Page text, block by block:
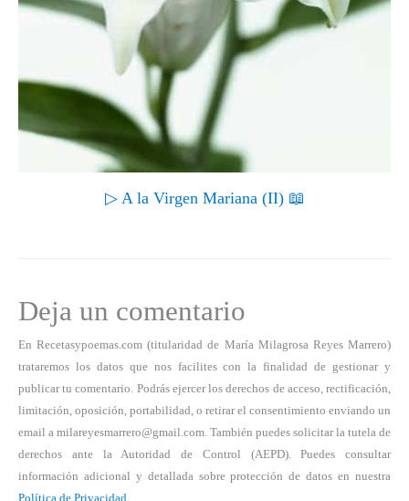
▷ A la Virgen Mariana (II) 📖
Deja un comentario
En Recetasypoemas.com (titularidad de María Milagrosa Reyes Marrero)
trataremos los datos que nos facilites con la finalidad de gestionar y
publicar tu comentario. Podrás ejercer los derechos de acceso, rectificación,
limitación, oposición, portabilidad, o retirar el consentimiento enviando un
email a milareyesmarrero@gmail.com. También puedes solicitar la tutela de
derechos ante la Autoridad de Control (AEPD). Puedes consultar
información adicional y detallada sobre protección de datos en nuestra
Política de Privacidad.